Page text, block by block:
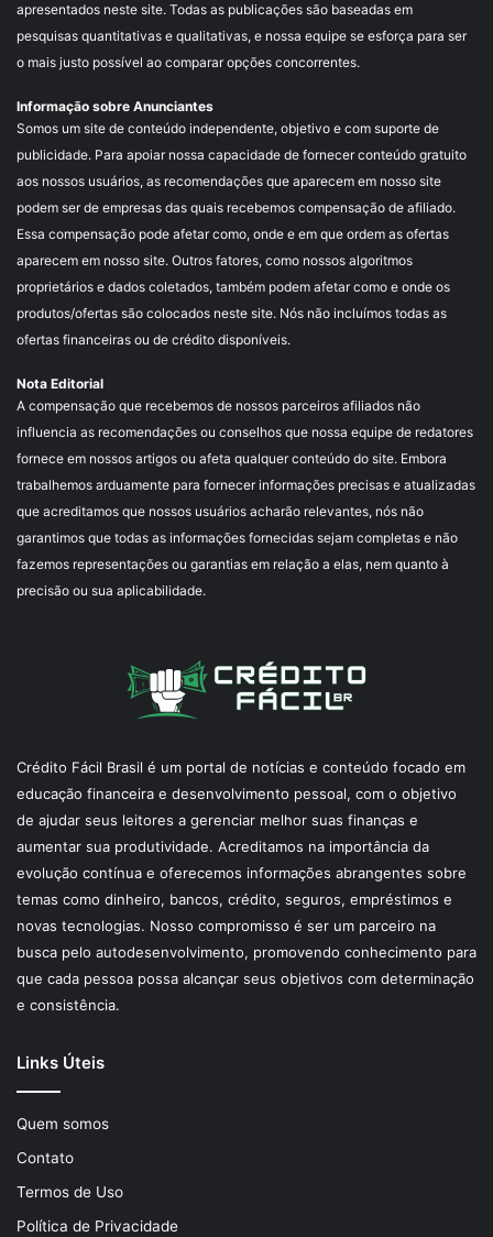
apresentados neste site. Todas as publicações são baseadas em
pesquisas quantitativas e qualitativas, e nossa equipe se esforça para ser
o mais justo possível ao comparar opções concorrentes.
Informação sobre Anunciantes
Somos um site de conteúdo independente, objetivo e com suporte de
publicidade. Para apoiar nossa capacidade de fornecer conteúdo gratuito
aos nossos usuários, as recomendações que aparecem em nosso site
podem ser de empresas das quais recebemos compensação de afiliado.
Essa compensação pode afetar como, onde e em que ordem as ofertas
aparecem em nosso site. Outros fatores, como nossos algoritmos
proprietários e dados coletados, também podem afetar como e onde os
produtos/ofertas são colocados neste site. Nós não incluímos todas as
ofertas financeiras ou de crédito disponíveis.
Nota Editorial
A compensação que recebemos de nossos parceiros afiliados não
influencia as recomendações ou conselhos que nossa equipe de redatores
fornece em nossos artigos ou afeta qualquer conteúdo do site. Embora
trabalhemos arduamente para fornecer informações precisas e atualizadas
que acreditamos que nossos usuários acharão relevantes, nós não
garantimos que todas as informações fornecidas sejam completas e não
fazemos representações ou garantias em relação a elas, nem quanto à
precisão ou sua aplicabilidade.
Crédito Fácil Brasil é um portal de notícias e conteúdo focado em
educação financeira e desenvolvimento pessoal, com o objetivo
de ajudar seus leitores a gerenciar melhor suas finanças e
aumentar sua produtividade. Acreditamos na importância da
evolução contínua e oferecemos informações abrangentes sobre
temas como dinheiro, bancos, crédito, seguros, empréstimos e
novas tecnologias. Nosso compromisso é ser um parceiro na
busca pelo autodesenvolvimento, promovendo conhecimento para
que cada pessoa possa alcançar seus objetivos com determinação
e consistência.
Links Úteis
Quem somos
Contato
Termos de Uso
Política de Privacidade